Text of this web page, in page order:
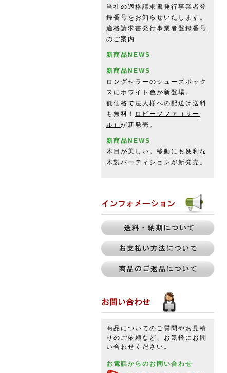
当社の適格請求書発行事業者登
録番号をお知らせいたします。
適格請求書発行事業者登録番号
のご案内
新商品NEWS
新商品NEWS
ロングセラーのシューズボック
スに ホワイト色が新登場。
低価格で法人様への配送は送料
も無料！
ロビーソファ（サー
ル） が新発売。
新商品NEWS
木目が美しい。移動にも便利な
木製パーティション が新発売。
商品についてのご質問やお見積
りのご依頼など、お気軽にお問
い合わせください。
お電話からのお問い合わせ